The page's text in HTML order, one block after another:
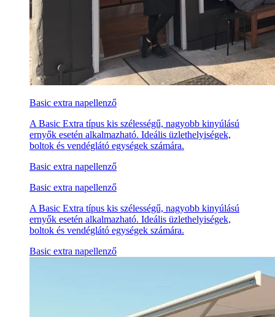
Basic extra napellenző
A Basic Extra típus kis szélességű, nagyobb kinyúlású
ernyők esetén alkalmazható. Ideális üzlethelyiségek,
boltok és vendéglátó egységek számára.
Basic extra napellenző
Basic extra napellenző
A Basic Extra típus kis szélességű, nagyobb kinyúlású
ernyők esetén alkalmazható. Ideális üzlethelyiségek,
boltok és vendéglátó egységek számára.
Basic extra napellenző